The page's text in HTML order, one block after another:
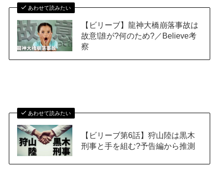
あわせて読みたい
【ビリーブ】龍神大橋崩落事故は
故意!誰が?何のため?／Believe考
察
あわせて読みたい
【ビリーブ第6話】狩山陸は黒木
刑事と手を組む?予告編から推測